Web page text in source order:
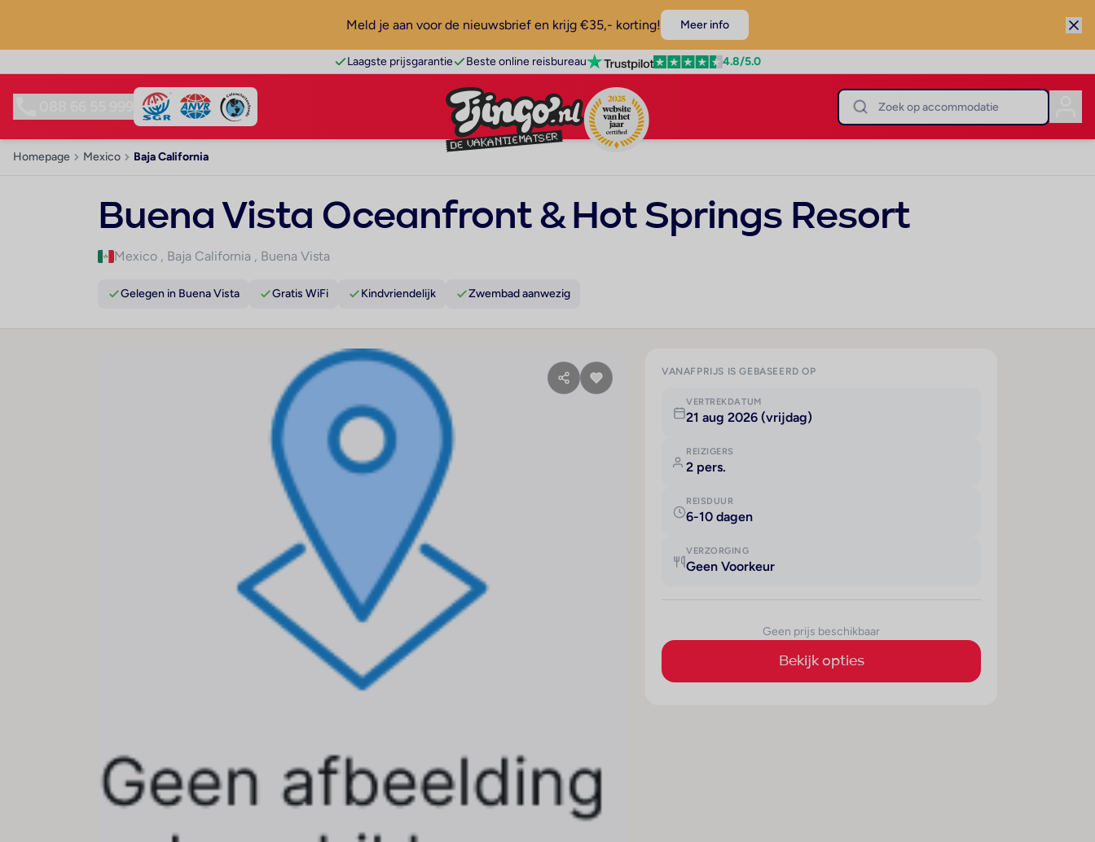
Meld je aan voor de nieuwsbrief en krijg €35,- korting! Meer info
Laagste prijsgarantie Beste online reisbureau 4.8/5.0
Homepage Mexico Baja California
Buena Vista Oceanfront & Hot Springs Resort
Mexico , Baja California , Buena Vista
Gelegen in Buena Vista Gratis WiFi Kindvriendelijk Zwembad aanwezig
VANAFPRIJS IS GEBASEERD OP
VERTREKDATUM
21 aug 2026 (vrijdag)
REIZIGERS
2 pers.
REISDUUR
6-10 dagen
VERZORGING
Geen Voorkeur
Geen prijs beschikbaar
Bekijk opties